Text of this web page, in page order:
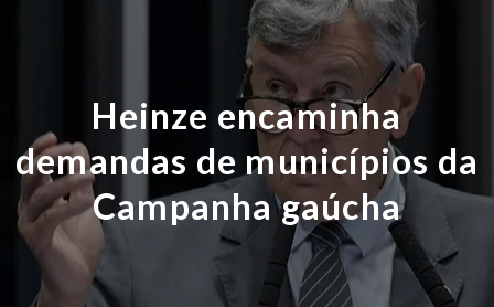
Heinze encaminha
demandas de municípios da
Campanha gaúcha